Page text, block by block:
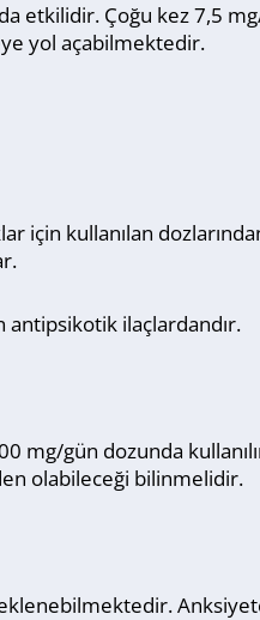
Çoğu kez 7,5 mg/
yol açabilmektedir.
için kullanılan
ilaçlardandır.
mg/gün dozunda
olabileceği bilinmelidir.